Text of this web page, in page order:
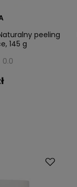
peeling
145 g
0.0